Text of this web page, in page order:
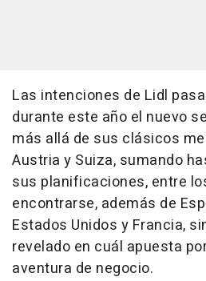
Las intenciones de Lidl
durante este año el nuevo
más allá de sus clásicos
Austria y Suiza, sumando
sus planificaciones, entre
encontrarse, además de
Estados Unidos y Francia,
revelado en cuál apuesta
aventura de negocio.